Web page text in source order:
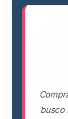
busco